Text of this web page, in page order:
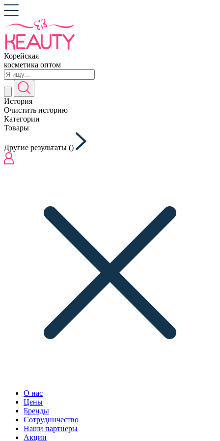
Корейская
косметика оптом
История
Очистить историю
Категории
Товары
Другие результаты ()
О нас
Цены
Бренды
Сотрудничество
Наши партнеры
Акции